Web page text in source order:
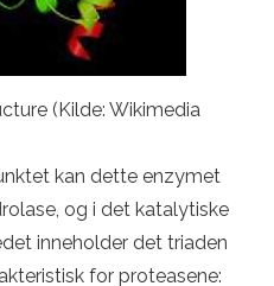
(Kilde: Wikimedia
kan dette enzymet
og i det katalytiske
inneholder det triaden
for proteasene: